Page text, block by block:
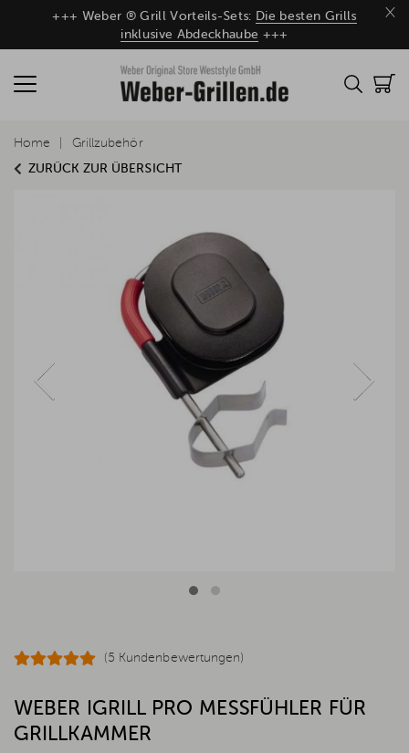
×
+++ Weber ® Grill Vorteils-Sets: Die besten Grills
inklusive Abdeckhaube +++
ZURÜCK ZUR ÜBERSICHT
Home Grillzubehör
(5 Kundenbewertungen)
WEBER IGRILL PRO MESSFÜHLER FÜR
GRILLKAMMER